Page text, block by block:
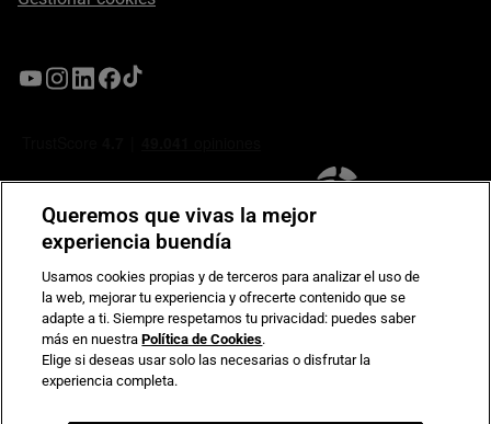
Compromiso de seguridad en pagos electrónicos
Queremos que vivas la mejor
experiencia buendía
Usamos cookies propias y de terceros para analizar el uso de
la web, mejorar tu experiencia y ofrecerte contenido que se
adapte a ti. Siempre respetamos tu privacidad: puedes saber
más en nuestraPolítica de Cookies.
Elige si deseas usar solo las necesarias o disfrutar la
experiencia completa.